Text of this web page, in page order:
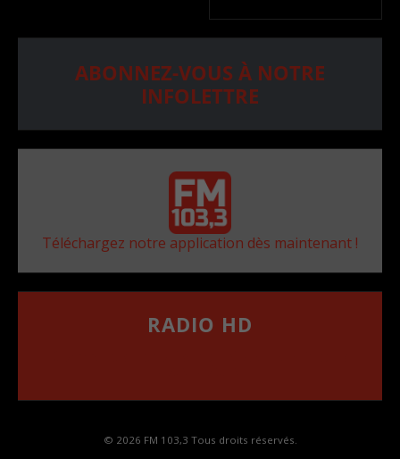
ABONNEZ-VOUS À NOTRE
INFOLETTRE
Téléchargez notre application dès maintenant !
RADIO HD
© 2026 FM 103,3 Tous droits réservés.